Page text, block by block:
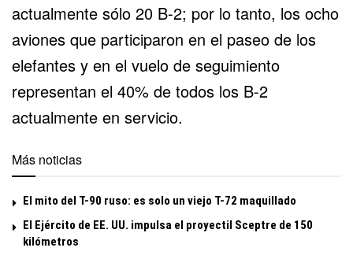
actualmente sólo 20 B-2; por lo tanto, los ocho
aviones que participaron en el paseo de los
elefantes y en el vuelo de seguimiento
representan el 40% de todos los B-2
actualmente en servicio.
Más noticias
El mito del T-90 ruso: es solo un viejo T-72 maquillado
El Ejército de EE. UU. impulsa el proyectil Sceptre de 150
kilómetros